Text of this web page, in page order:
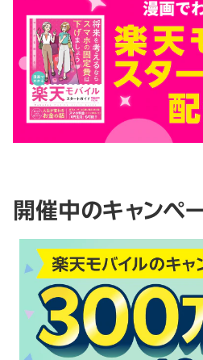
開催中のキャンペ